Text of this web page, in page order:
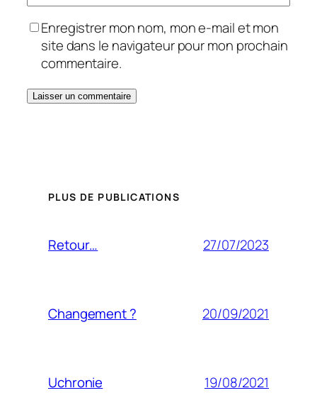
Enregistrer mon nom, mon e-mail et mon
site dans le navigateur pour mon prochain
commentaire.
PLUS DE PUBLICATIONS
Retour… 27/07/2023
Changement ? 20/09/2021
Uchronie 19/08/2021